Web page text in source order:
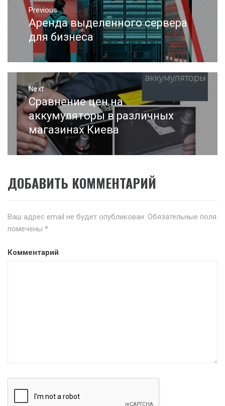
Навигация
записям
Previous
Previous
post:
Аренда выделенного сервера
для бизнеса
Next
Next
post:
Сравнение цен на
аккумуляторы в различных
магазинах Киева
ДОБАВИТЬ КОММЕНТАРИЙ
Ваш адрес email не будет опубликован. Обязательные поля
помечены *
Комментарий